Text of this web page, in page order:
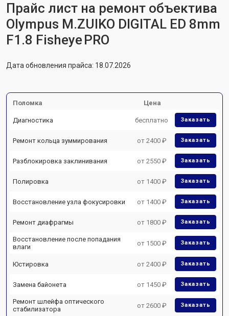
Прайс лист на ремонт объектива
Olympus M.ZUIKO DIGITAL ED 8mm
F1.8 Fisheye PRO
Дата обновления прайса: 18.07.2026
Поломка Цена
Диагностика бесплатно Заказать
Ремонт кольца зуммирования от 2400 ₽ Заказать
Разблокировка заклинивания от 2550 ₽ Заказать
Полировка от 1400 ₽ Заказать
Восстановление узла фокусировки от 1400 ₽ Заказать
Ремонт диафрагмы от 1800 ₽ Заказать
Восстановление после попадания
влаги
от 1500 ₽ Заказать
Юстировка от 2400 ₽ Заказать
Замена байонета от 1450 ₽ Заказать
Ремонт шлейфа оптического
стабилизатора
от 2600 ₽ Заказать